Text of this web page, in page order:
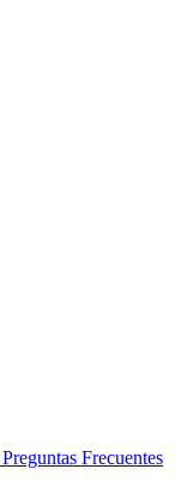
Preguntas Frecuentes